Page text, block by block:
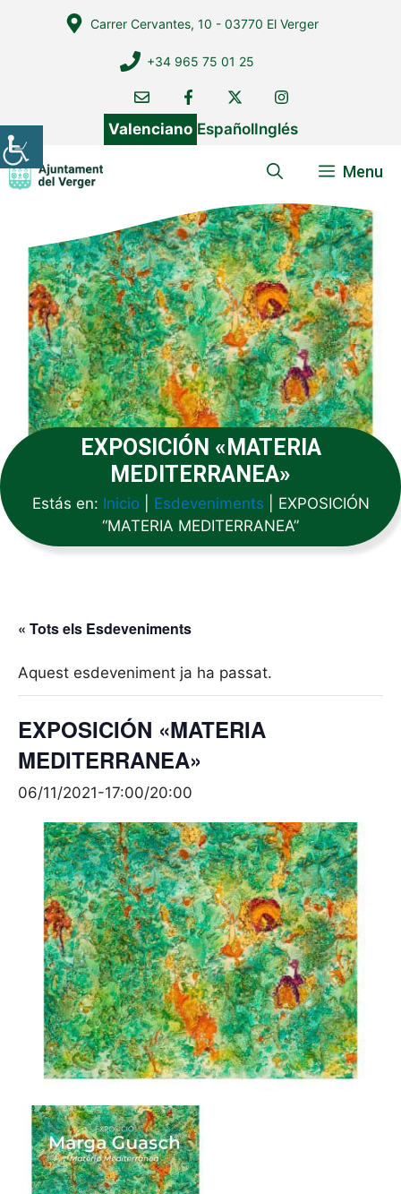
Carrer Cervantes, 10 - 03770 El Verger
+34 965 75 01 25
Valenciano EspañolInglés
Menu
EXPOSICIÓN «MATERIA
MEDITERRANEA»
Estás en: Inicio| Esdeveniments
EXPOSICIÓN
“MATERIA MEDITERRANEA”
« Tots els Esdeveniments
Aquest esdeveniment ja ha passat.
EXPOSICIÓN «MATERIA
MEDITERRANEA»
06/11/2021-17:00/20:00